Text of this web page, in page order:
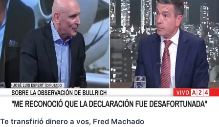
Te transfirió dinero a vos, Fred Machado